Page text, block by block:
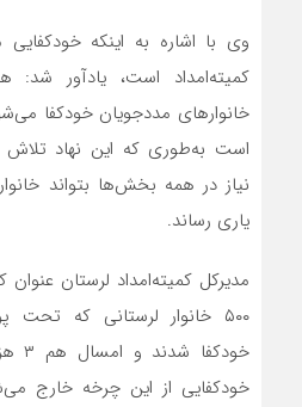
وی با اشاره به اینکه
کمیته‌امداد است، یادآور شد:
خانوارهای مددجویان خودکفا
است به‌طوری که این نهاد تلاش
نیاز در همه بخش‌ها بتواند
یاری رساند.
۵۰۰ خانوار لرستانی که
خودکفایی از این چرخه خارج